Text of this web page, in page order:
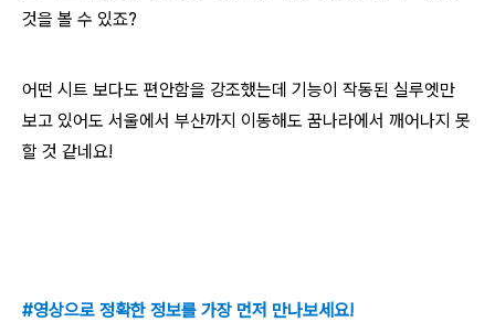
것을 볼 수 있죠?
어떤 시트 보다도 편안함을 강조했는데 기능이 작동된 실루엣만
보고 있어도 서울에서 부산까지 이동해도 꿈나라에서 깨어나지 못
할 것 같네요!
#영상으로 정확한 정보를 가장 먼저 만나보세요!